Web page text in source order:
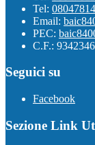
Tel:
Email:
PEC:
C.F.:
Seguici su
Facebook
Sezione Link